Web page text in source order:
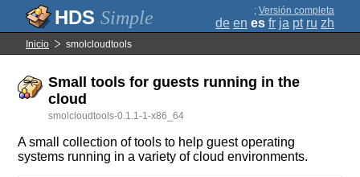
Simple ; Versión completa
de en es fr ja pt ru zh
Inicio smolcloudtools
Small tools for guests running in the
cloud
smolcloudtools-0.1.1-1-x86_64
A small collection of tools to help guest operating
systems running in a variety of cloud environments.